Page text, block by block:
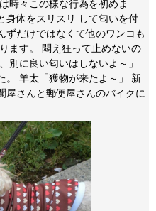
時々この様な行為を初めま
身体をスリスリ して匂いを付
ずだけではなくて他のワンコも
ます。 悶え狂って止めないの
別に良い匂いはしないよ～」
。 羊太「獲物が来たよ～」 新
屋さんと郵便屋さんのバイクに